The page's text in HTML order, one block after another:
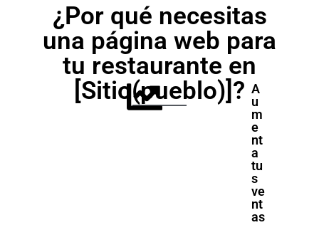
¿Por qué necesitas
una página web para
tu restaurante en
[Sitio(pueblo)]? A
u
m
e
nt
a
tu
s
ve
nt
as